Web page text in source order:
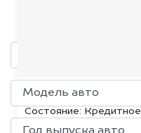
KIA K5, 2020
Состояние: Кредитное